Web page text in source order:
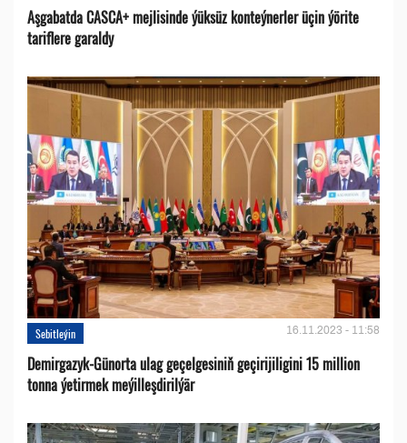
Aşgabatda CASCA+ mejlisinde ýüksüz konteýnerler üçin ýörite
tariflere garaldy
Sebitleýin 16.11.2023 - 11:58
Demirgazyk-Günorta ulag geçelgesiniň geçirijiligini 15 million
tonna ýetirmek meýilleşdirilýär